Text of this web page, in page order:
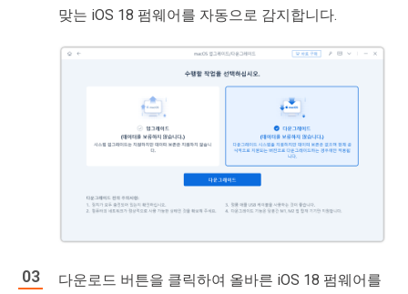
맞는 iOS 18 펌웨어를 자동으로 감지합니다.
다운로드 버튼을 클릭하여 올바른 iOS 18 펌웨어를